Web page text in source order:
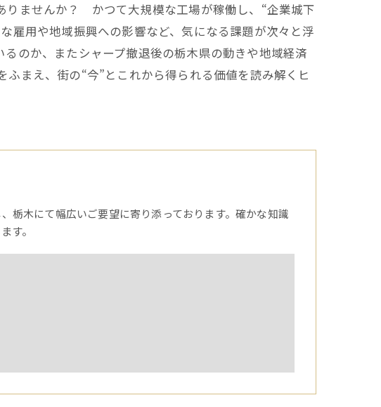
りませんか？ かつて大規模な工場が稼働し、“企業城下
雇用や地域振興への影響など、気になる課題が次々と浮
のか、またシャープ撤退後の栃木県の動きや地域経済
まえ、街の“今”とこれから得られる価値を読み解くヒ
栃木にて幅広いご要望に寄り添っております。確かな知識
す。